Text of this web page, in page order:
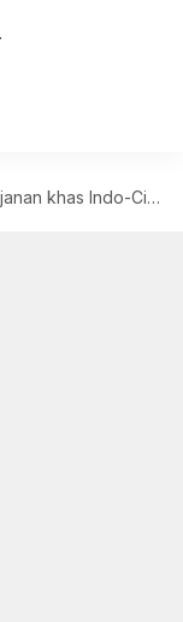
Indo-Cina yang bisa Anda buat di rumah